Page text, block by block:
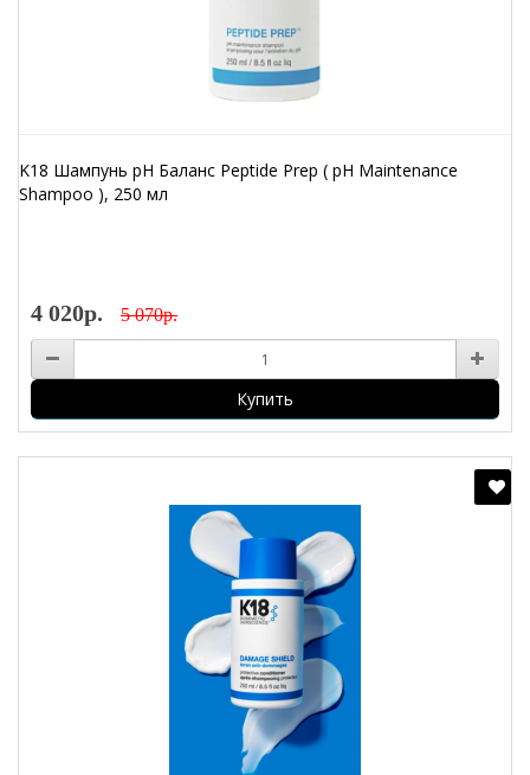
K18 Шампунь pH Баланс Peptide Prep ( pH Maintenance
Shampoo ), 250 мл
4 020р. 5 070р.
Купить